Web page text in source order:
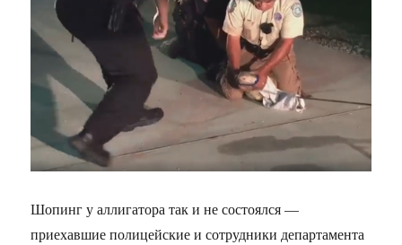
Шопинг у аллигатора так и не состоялся —
приехавшие полицейские и сотрудники департамента